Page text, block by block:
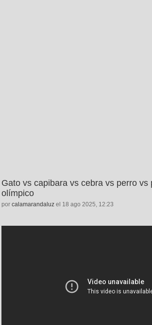
Gato vs capibara vs cebra vs perro vs
olímpico
por calamarandaluz el 18 ago 2025, 12:23